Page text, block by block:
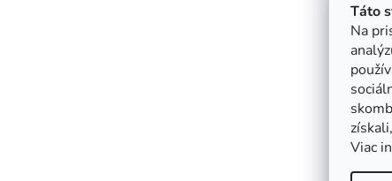
Táto
Na
Viac